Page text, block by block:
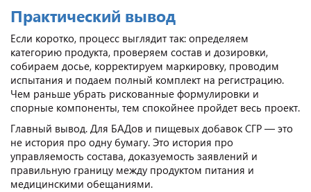
Практический вывод
Если коротко, процесс выглядит так: определяем
категорию продукта, проверяем состав и дозировки,
собираем досье, корректируем маркировку, проводим
испытания и подаем полный комплект на регистрацию.
Чем раньше убрать рискованные формулировки и
спорные компоненты, тем спокойнее пройдет весь проект.
Главный вывод. Для БАДов и пищевых добавок СГР — это
не история про одну бумагу. Это история про
управляемость состава, доказуемость заявлений и
правильную границу между продуктом питания и
медицинскими обещаниями.